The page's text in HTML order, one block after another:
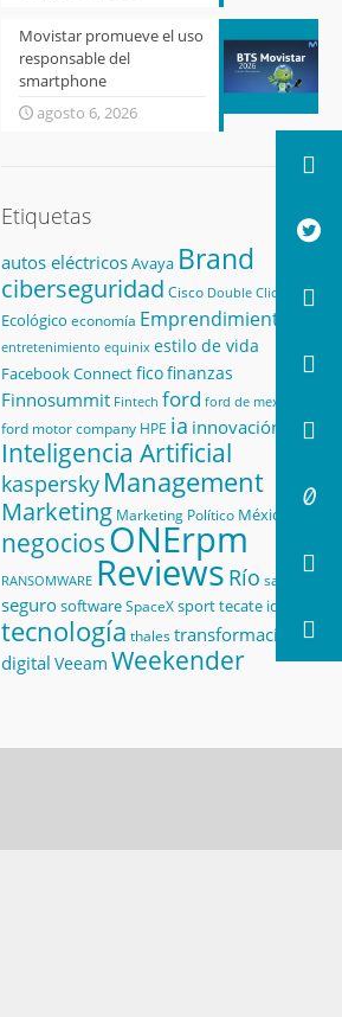
Movistar promueve el uso
responsable del
smartphone
agosto 6, 2026
Etiquetas
autos eléctricosAvaya Brand
ciberseguridad Cisco Double Click
Ecológico economía Emprendimiento
entretenimiento equinix estilo de vida
Facebook Connectficofinanzas
Finnosummit Fintech ford ford de mexico
ford motor company HPE ia innovación
Inteligencia Artificial
kaspersky Management
Marketing Marketing Político México
negociosONErpm
RANSOMWARE Reviews Río salud
segurosoftwareSpaceXsporttecate id
tecnología thalestransformación
digital Veeam Weekender